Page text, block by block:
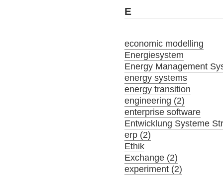
E
economic modelling
Energiesystem
Energy Management
energy systems
energy transition
engineering (2)
enterprise software
Entwicklung Systeme
erp (2)
Ethik
Exchange (2)
experiment (2)